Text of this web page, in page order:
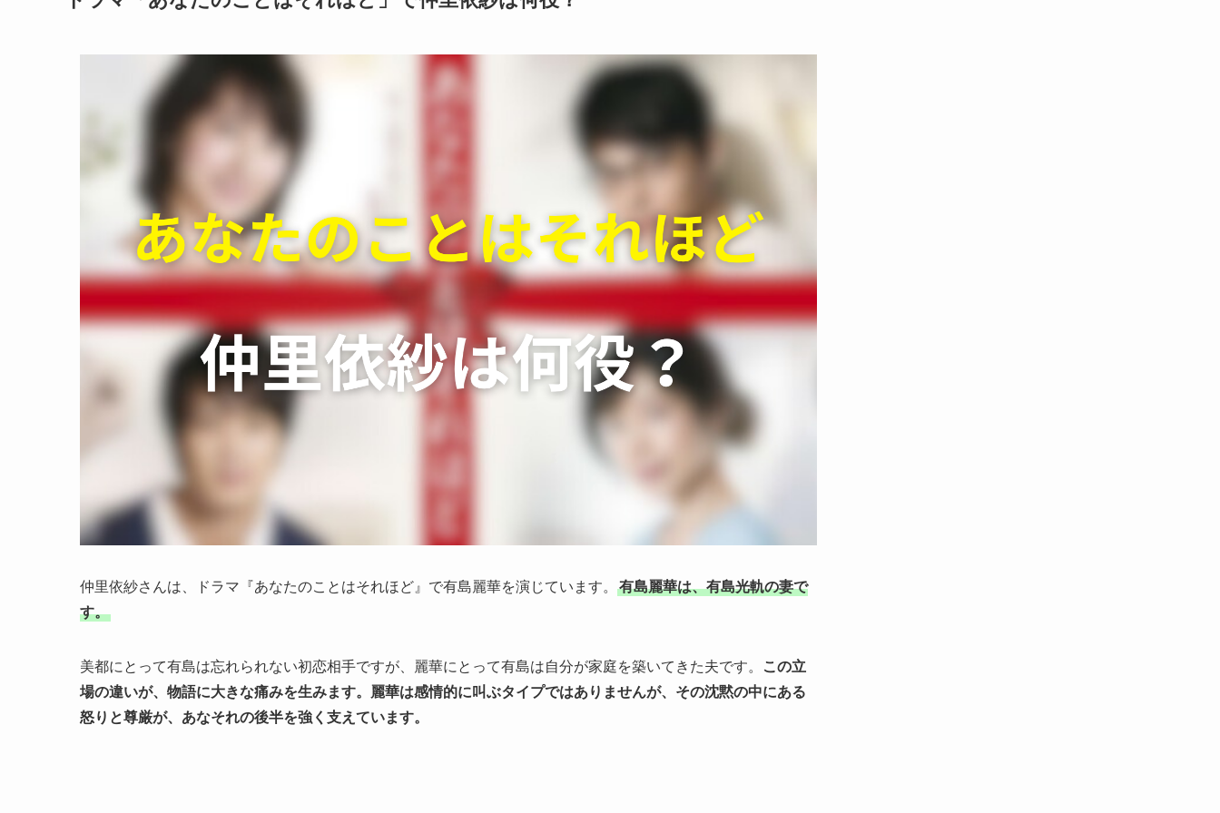
仲里依紗さんは、ドラマ『あなたのことはそれほど』で有島麗華を演じています。
有島麗華は、有島光軌の妻で
す。
美都にとって有島は忘れられない初恋相手ですが、麗華にとって有島は自分が家庭を築いてきた夫です。
この立
場の違いが、物語に大きな痛みを生みます。 麗華は感情的に叫ぶタイプではありませんが、その沈黙の中にある
怒りと尊厳が、あなそれの後半を強く支えています。